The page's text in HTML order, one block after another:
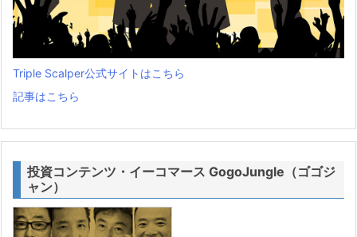
Triple Scalper公式サイトはこちら
記事はこちら
投資コンテンツ・イーコマース GogoJungle（ゴゴジ
ャン）